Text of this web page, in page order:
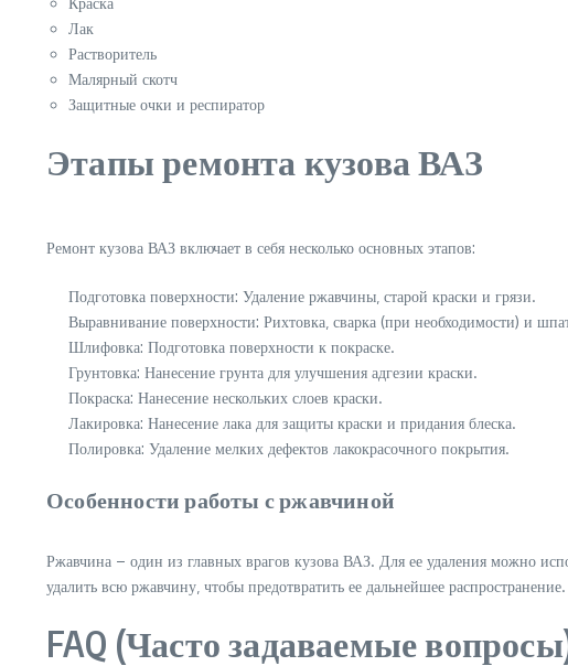
Лак
Растворитель
Малярный скотч
Защитные очки и респиратор
Этапы ремонта кузова ВАЗ
Ремонт кузова ВАЗ включает в себя несколько основных этапов:
Подготовка поверхности: Удаление ржавчины‚ старой краски и грязи.
Выравнивание поверхности: Рихтовка‚ сварка (при необходимости) и
Шлифовка: Подготовка поверхности к покраске.
Грунтовка: Нанесение грунта для улучшения адгезии краски.
Покраска: Нанесение нескольких слоев краски.
Лакировка: Нанесение лака для защиты краски и придания блеска.
Полировка: Удаление мелких дефектов лакокрасочного покрытия.
Особенности работы с ржавчиной
Ржавчина – один из главных врагов кузова ВАЗ. Для ее удаления можно
удалить всю ржавчину‚ чтобы предотвратить ее дальнейшее распространение.
FAQ (Часто задаваемые